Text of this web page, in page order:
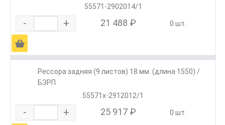
55571-2902014/1
- + 21 488 ₽ 0 шт.
Ä
Рессора задняя (9 листов) 18 мм. (длина 1550) /
БЗРП
55571х-2912012/1
- + 25 917 ₽ 0 шт.